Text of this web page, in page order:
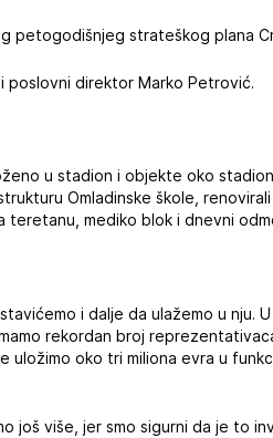
petogodišnjeg strateškog plana
poslovni direktor Marko Petrović.
u stadion i objekte oko
Omladinske škole,
teretanu, mediko blok i dnevni
i dalje da ulažemo u nju.
rekordan broj
uložimo oko tri miliona evra u
još više, jer smo sigurni da je to